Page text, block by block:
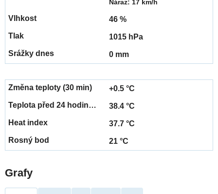
Náraz: 17 km/h
46 %
1015 hPa
0 mm
+0.5 °C
38.4 °C
37.7 °C
21 °C
Grafy